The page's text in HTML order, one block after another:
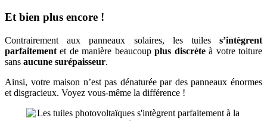
Et bien plus encore !
Contrairement aux panneaux solaires, les tuiles s’intègrent
parfaitement et de manière beaucoupplus discrèteà votre toiture
sans aucune surépaisseur.
Ainsi, votre maison n’est pas dénaturée par des panneaux énormes
et disgracieux. Voyez vous-même la différence !